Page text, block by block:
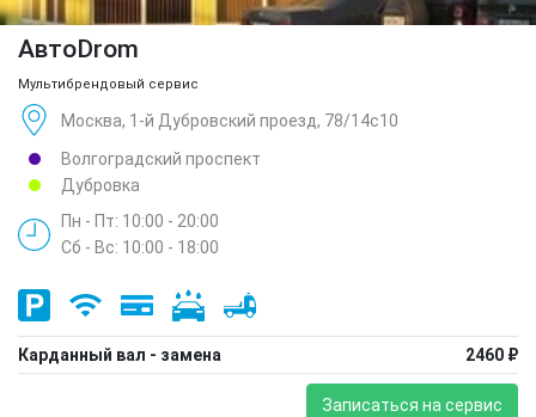
АвтоDrom
Мультибрендовый сервис
Москва, 1-й Дубровский проезд, 78/14с10
Волгоградский проспект
Дубровка
Пн - Пт: 10:00 - 20:00
Сб - Вс: 10:00 - 18:00
Карданный вал - замена 2460 ₽
Записаться на сервис